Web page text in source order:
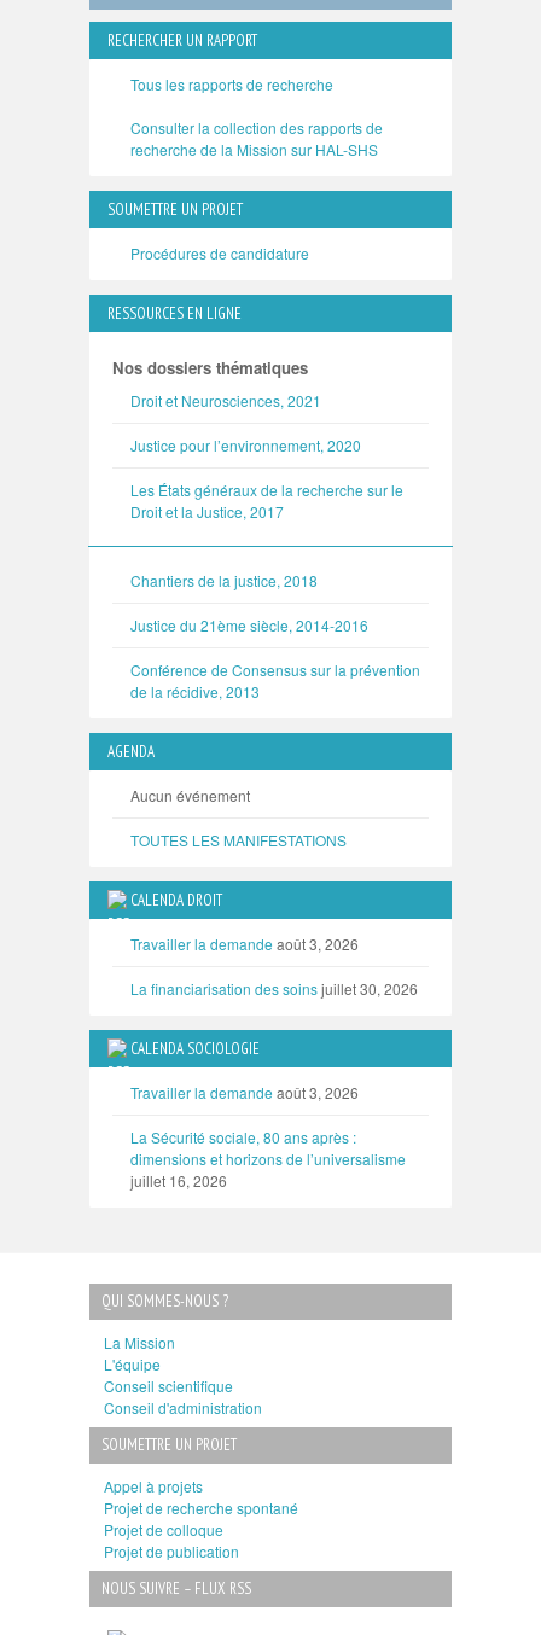
RECHERCHER UN RAPPORT
Tous les rapports de recherche
Consulter la collection des rapports de
recherche de la Mission sur HAL-SHS
SOUMETTRE UN PROJET
Procédures de candidature
RESSOURCES EN LIGNE
Nos dossiers thématiques
Droit et Neurosciences, 2021
Justice pour l’environnement, 2020
Les États généraux de la recherche sur le
Droit et la Justice, 2017
Chantiers de la justice, 2018
Justice du 21ème siècle, 2014-2016
Conférence de Consensus sur la prévention
de la récidive, 2013
AGENDA
Aucun événement
TOUTES LES MANIFESTATIONS
CALENDA DROIT
Travailler la demande août 3, 2026
La financiarisation des soinsjuillet 30, 2026
CALENDA SOCIOLOGIE
Travailler la demande août 3, 2026
La Sécurité sociale, 80 ans après :
dimensions et horizons de l’universalisme
juillet 16, 2026
QUI SOMMES-NOUS ?
La Mission
L'équipe
Conseil scientifique
Conseil d'administration
SOUMETTRE UN PROJET
Appel à projets
Projet de recherche spontané
Projet de colloque
Projet de publication
NOUS SUIVRE – FLUX RSS